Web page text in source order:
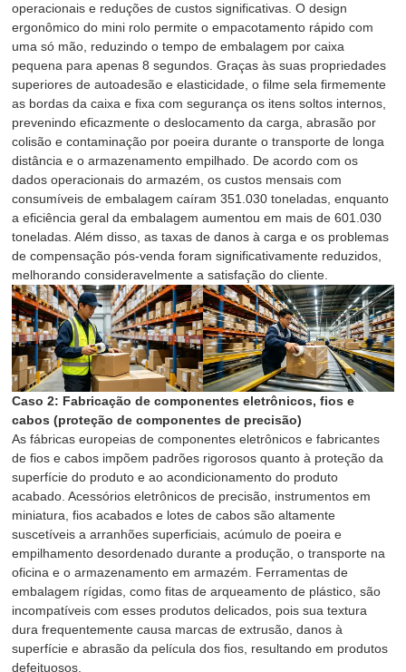
operacionais e reduções de custos significativas. O design
ergonômico do mini rolo permite o empacotamento rápido com
uma só mão, reduzindo o tempo de embalagem por caixa
pequena para apenas 8 segundos. Graças às suas propriedades
superiores de autoadesão e elasticidade, o filme sela firmemente
as bordas da caixa e fixa com segurança os itens soltos internos,
prevenindo eficazmente o deslocamento da carga, abrasão por
colisão e contaminação por poeira durante o transporte de longa
distância e o armazenamento empilhado. De acordo com os
dados operacionais do armazém, os custos mensais com
consumíveis de embalagem caíram 351.030 toneladas, enquanto
a eficiência geral da embalagem aumentou em mais de 601.030
toneladas. Além disso, as taxas de danos à carga e os problemas
de compensação pós-venda foram significativamente reduzidos,
melhorando consideravelmente a satisfação do cliente.
Caso 2: Fabricação de componentes eletrônicos, fios e
cabos (proteção de componentes de precisão)
As fábricas europeias de componentes eletrônicos e fabricantes
de fios e cabos impõem padrões rigorosos quanto à proteção da
superfície do produto e ao acondicionamento do produto
acabado. Acessórios eletrônicos de precisão, instrumentos em
miniatura, fios acabados e lotes de cabos são altamente
suscetíveis a arranhões superficiais, acúmulo de poeira e
empilhamento desordenado durante a produção, o transporte na
oficina e o armazenamento em armazém. Ferramentas de
embalagem rígidas, como fitas de arqueamento de plástico, são
incompatíveis com esses produtos delicados, pois sua textura
dura frequentemente causa marcas de extrusão, danos à
superfície e abrasão da película dos fios, resultando em produtos
defeituosos.